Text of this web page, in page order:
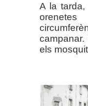
A la tarda,
els